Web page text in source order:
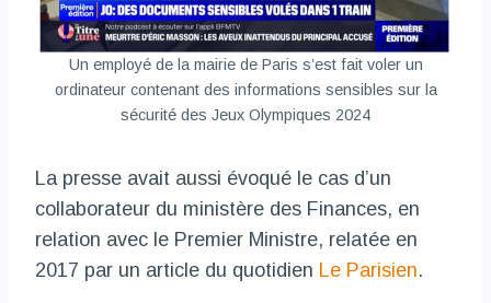
Un employé de la mairie de Paris s’est fait voler un
ordinateur contenant des informations sensibles sur la
sécurité des Jeux Olympiques 2024
La presse avait aussi évoqué le cas d’un
collaborateur du ministère des Finances, en
relation avec le Premier Ministre, relatée en
2017 par un article du quotidien Le Parisien.